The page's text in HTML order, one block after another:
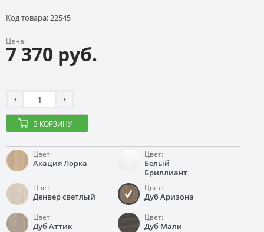
Код товара: 22545
Цена:
7 370 руб.
В КОРЗИНУ
Цвет:
Акация Лорка
Цвет:
Белый
Бриллиант
Цвет:
Денвер светлый
Цвет:
Дуб Аризона
Цвет:
Дуб Аттик
Цвет:
Дуб Мали